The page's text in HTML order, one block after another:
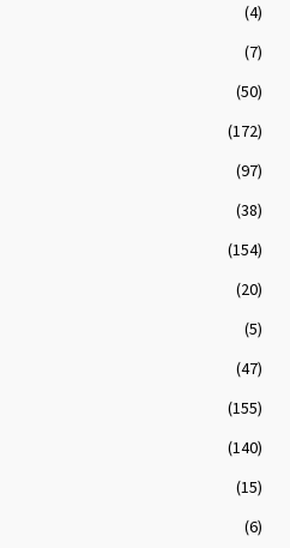
(4)
(7)
(50)
(172)
(97)
(38)
(154)
(20)
(5)
(47)
(155)
(140)
(15)
(6)